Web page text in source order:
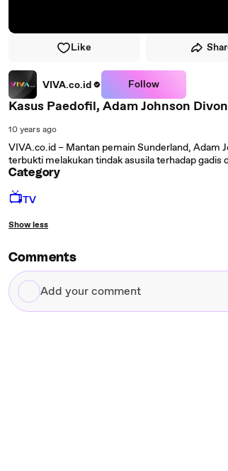
Like
VIVA.co.id Follow
Kasus Paedofil, Adam Johnson
10 years ago
VIVA.co.id – Mantan pemain Sunderland, Adam
terbukti melakukan tindak asusila terhadap gadis
Category
📺TV
Show less
Comments
Add
your